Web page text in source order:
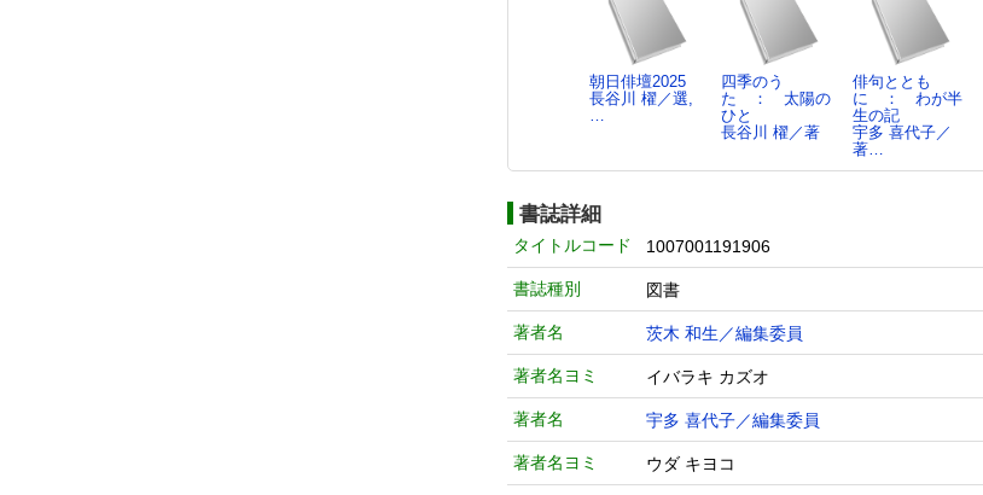
朝日俳壇2025
長谷川 櫂／選,
…
四季のう
た ： 太陽の
ひと
長谷川 櫂／著
俳句ととも
に ： わが半
生の記
宇多 喜代子／
著…
書誌詳細
タイトルコード 1007001191906
書誌種別 図書
著者名 茨木 和生／編集委員
著者名ヨミ イバラキ カズオ
著者名 宇多 喜代子／編集委員
著者名ヨミ ウダ キヨコ